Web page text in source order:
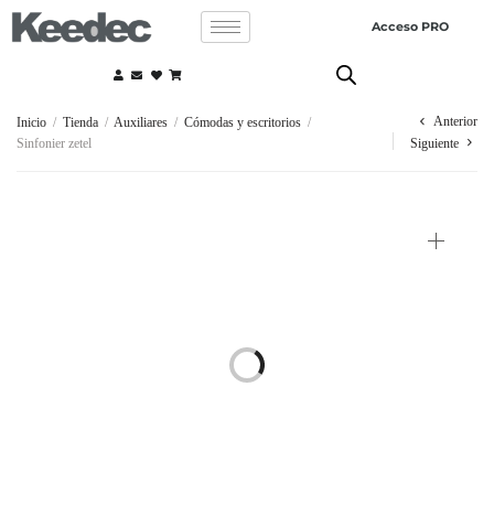
Acceso PRO
Inicio / Tienda / Auxiliares / Cómodas y escritorios /
Sinfonier zetel
Anterior
Siguiente